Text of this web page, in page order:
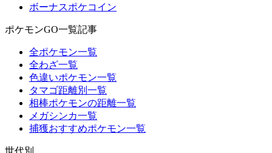
ボーナスポケコイン
ポケモンGO一覧記事
全ポケモン一覧
全わざ一覧
色違いポケモン一覧
タマゴ距離別一覧
相棒ポケモンの距離一覧
メガシンカ一覧
捕獲おすすめポケモン一覧
世代別